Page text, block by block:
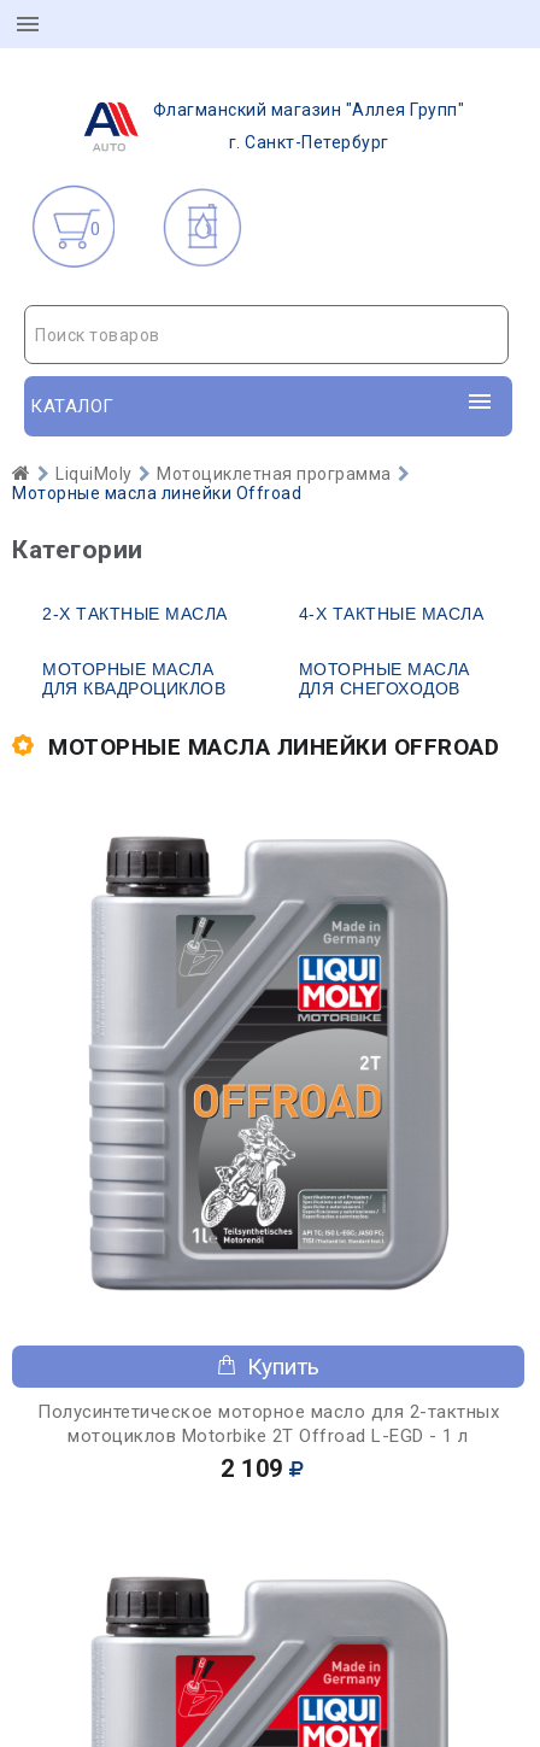
Флагманский магазин "Аллея Групп"
г. Санкт-Петербург
0
Поиск товаров
КАТАЛОГ
LiquiMoly
Мотоциклетная программа
Моторные масла линейки Offroad
Категории
2-Х ТАКТНЫЕ МАСЛА 4-Х ТАКТНЫЕ МАСЛА
МОТОРНЫЕ МАСЛА
ДЛЯ КВАДРОЦИКЛОВ
МОТОРНЫЕ МАСЛА
ДЛЯ СНЕГОХОДОВ
МОТОРНЫЕ МАСЛА ЛИНЕЙКИ OFFROAD
Купить
Полусинтетическое моторное масло для 2-тактных
мотоциклов Motorbike 2T Offroad L-EGD - 1 л
2 109